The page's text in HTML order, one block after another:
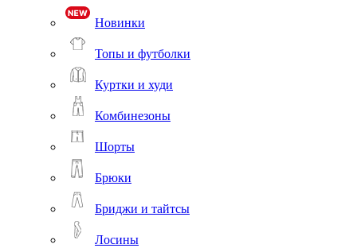
Новинки
Топы и футболки
Куртки и худи
Комбинезоны
Шорты
Брюки
Бриджи и тайтсы
Лосины